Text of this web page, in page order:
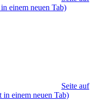
einem neuen Tab)
Seite auf
in einem neuen Tab)